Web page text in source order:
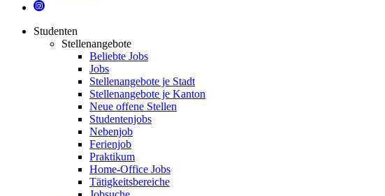
Studenten
Stellenangebote
Beliebte Jobs
Jobs
Stellenangebote je Stadt
Stellenangebote je Kanton
Neue offene Stellen
Studentenjobs
Nebenjob
Ferienjob
Praktikum
Home-Office Jobs
Tätigkeitsbereiche